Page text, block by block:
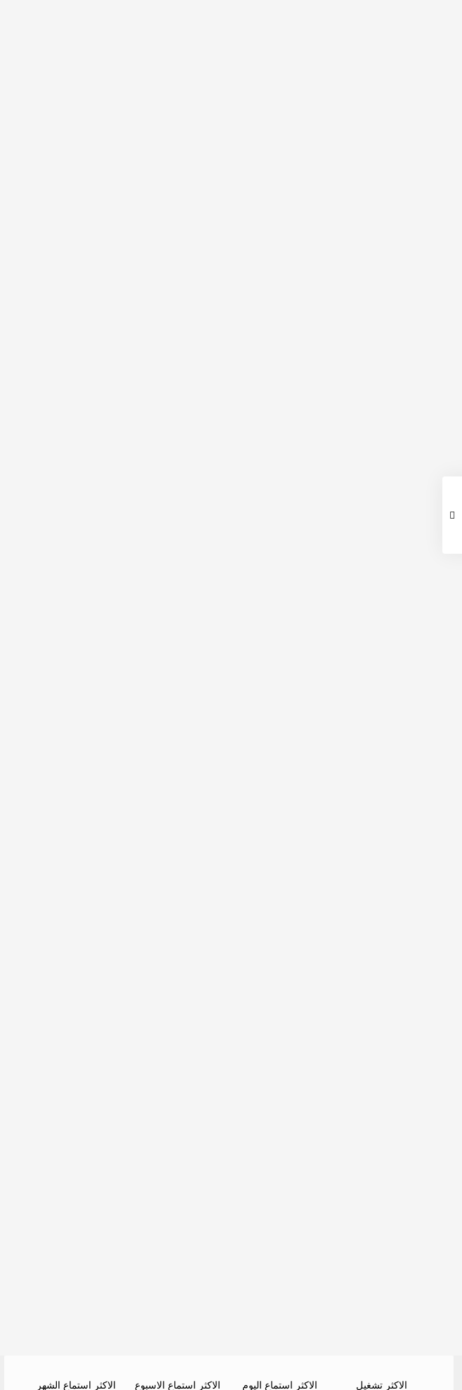
الاكثر تشغيل الاكثر استماع اليوم الاكثر استماع الاسبوع الاكثر استماع الشهر